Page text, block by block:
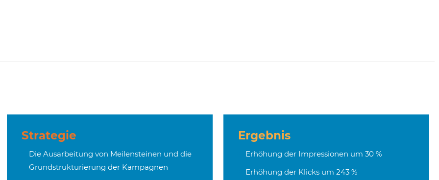
Strategie
Die Ausarbeitung von Meilensteinen und die
Grundstrukturierung der Kampagnen
Ergebnis
Erhöhung der Impressionen um 30 %
Erhöhung der Klicks um 243 %